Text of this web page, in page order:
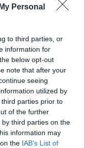
Personal
to third parties, or
information for
below opt-out
note that after your
seeing
utilized by
parties prior to
of the further
third parties on the
information may
the IAB’s List of